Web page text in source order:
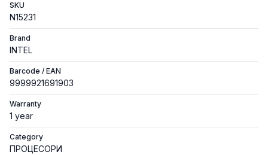
SKU
N15231
Brand
INTEL
Barcode / EAN
9999921691903
Warranty
1 year
Category
ПРОЦЕСОРИ